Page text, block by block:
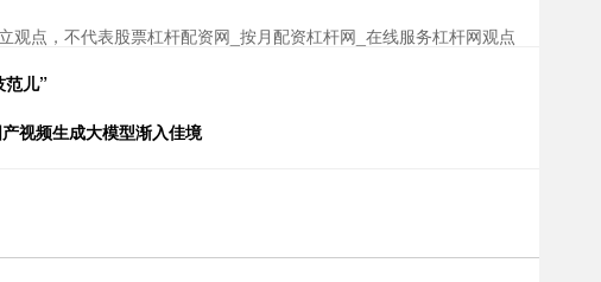
观点，不代表股票杠杆配资网_按月配资杠杆网_在线服务杠杆网观点
范儿”
视频生成大模型渐入佳境